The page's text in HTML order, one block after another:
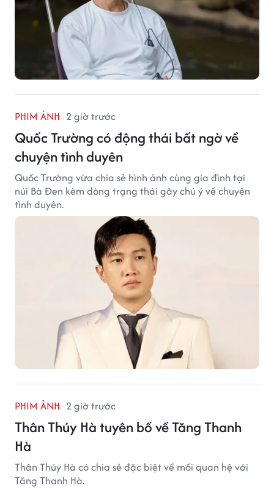
PHIM ẢNH 2 giờ trước
Quốc Trường có động thái bất ngờ về
chuyện tình duyên
Quốc Trường vừa chia sẻ hình ảnh cùng gia đình tại
núi Bà Đen kèm dòng trạng thái gây chú ý về chuyện
tình duyên.
PHIM ẢNH 2 giờ trước
Thân Thúy Hà tuyên bố về Tăng Thanh
Hà
Thân Thúy Hà có chia sẻ đặc biệt về mối quan hệ với
Tăng Thanh Hà.